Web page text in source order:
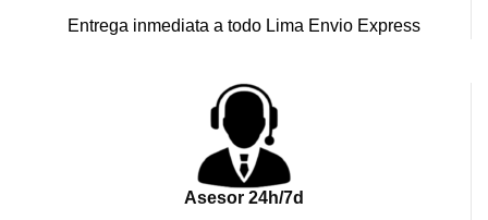
Entrega inmediata a todo Lima Envio Express
Asesor 24h/7d